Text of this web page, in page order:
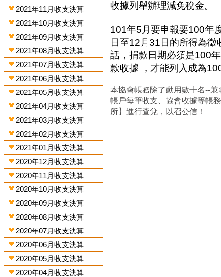
2021年11月收支決算
2021年10月收支決算
2021年09月收支決算
2021年08月收支決算
2021年07月收支決算
2021年06月收支決算
2021年05月收支決算
2021年04月收支決算
2021年03月收支決算
2021年02月收支決算
2021年01月收支決算
2020年12月收支決算
2020年11月收支決算
2020年10月收支決算
2020年09月收支決算
2020年08月收支決算
2020年07月收支決算
2020年06月收支決算
2020年05月收支決算
2020年04月收支決算
收據列舉辦理減免稅金。
101年5月要申報要100年
日至12月31日的所得為
話，捐款日期必須是100
款收據 ，才能列入成為
本協會帳務除了動用數十名--
帳戶每筆收支、協會收據等帳
所】進行查兌，以召公信！